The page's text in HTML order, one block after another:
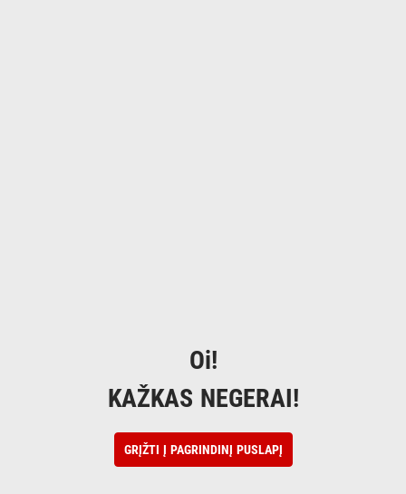
Oi!
KAŽKAS NEGERAI!
GRĮŽTI Į PAGRINDINĮ PUSLAPĮ